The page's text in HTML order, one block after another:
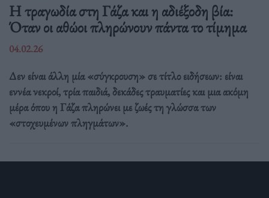
Η τραγωδία στη Γάζα και η αδιέξοδη βία:
Όταν οι αθώοι πληρώνουν πάντα το τίμημα
04.02.26
Δεν είναι άλλη μία «σύγκρουση» σε τίτλο ειδήσεων: είναι
εννέα νεκροί, τρία παιδιά, δεκάδες τραυματίες και μια ακόμη
μέρα όπου η Γάζα πληρώνει με ζωές τη γλώσσα των
«στοχευμένων πληγμάτων».